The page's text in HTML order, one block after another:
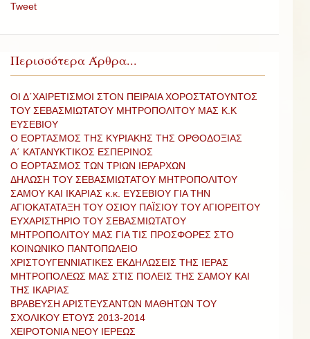
Tweet
Περισσότερα Άρθρα...
ΟΙ Δ΄ΧΑΙΡΕΤΙΣΜΟΙ ΣΤΟΝ ΠΕΙΡΑΙΑ ΧΟΡΟΣΤΑΤΟΥΝΤΟΣ
ΤΟΥ ΣΕΒΑΣΜΙΩΤΑΤΟΥ ΜΗΤΡΟΠΟΛΙΤΟΥ ΜΑΣ Κ.Κ
ΕΥΣΕΒΙΟΥ
Ο ΕΟΡΤΑΣΜΟΣ ΤΗΣ ΚΥΡΙΑΚΗΣ ΤΗΣ ΟΡΘΟΔΟΞΙΑΣ
Α΄ ΚΑΤΑΝΥΚΤΙΚΟΣ ΕΣΠΕΡΙΝΟΣ
Ο ΕΟΡΤΑΣΜΟΣ ΤΩΝ ΤΡΙΩΝ ΙΕΡΑΡΧΩΝ
ΔΗΛΩΣΗ ΤΟΥ ΣΕΒΑΣΜΙΩΤΑΤΟΥ ΜΗΤΡΟΠΟΛΙΤΟΥ
ΣΑΜΟΥ ΚΑΙ ΙΚΑΡΙΑΣ κ.κ. ΕΥΣΕΒΙΟΥ ΓΙΑ ΤΗΝ
ΑΓΙΟΚΑΤΑΤΑΞΗ ΤΟΥ ΟΣΙΟΥ ΠΑΪΣΙΟΥ ΤΟΥ ΑΓΙΟΡΕΙΤΟΥ
EΥΧΑΡΙΣΤΗΡΙΟ ΤΟΥ ΣΕΒΑΣΜΙΩΤΑΤΟΥ
ΜΗΤΡΟΠΟΛΙΤΟΥ ΜΑΣ ΓΙΑ ΤΙΣ ΠΡΟΣΦΟΡΕΣ ΣΤΟ
ΚΟΙΝΩΝΙΚΟ ΠΑΝΤΟΠΩΛΕΙΟ
ΧΡΙΣΤΟΥΓΕΝΝΙΑΤΙΚΕΣ ΕΚΔΗΛΩΣΕΙΣ ΤΗΣ ΙΕΡΑΣ
ΜΗΤΡΟΠΟΛΕΩΣ ΜΑΣ ΣΤΙΣ ΠΟΛΕΙΣ ΤΗΣ ΣΑΜΟΥ ΚΑΙ
ΤΗΣ ΙΚΑΡΙΑΣ
ΒΡΑΒΕΥΣΗ ΑΡΙΣΤΕΥΣΑΝΤΩΝ ΜΑΘΗΤΩΝ ΤΟΥ
ΣΧΟΛΙΚΟΥ ΕΤΟΥΣ 2013-2014
ΧΕΙΡΟΤΟΝΙΑ ΝΕΟΥ ΙΕΡΕΩΣ